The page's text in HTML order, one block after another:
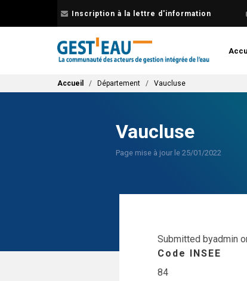
Inscription à la lettre d'information
Fil d'Ariane
Accueil Département Vaucluse
Vaucluse
Page mise à jour le 25/01/2022
Submitted byadmin
Code INSEE
84